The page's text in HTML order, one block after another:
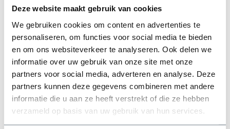
Deze website maakt gebruik van cookies
We gebruiken cookies om content en advertenties te
personaliseren, om functies voor social media te bieden
en om ons websiteverkeer te analyseren. Ook delen we
informatie over uw gebruik van onze site met onze
partners voor social media, adverteren en analyse. Deze
partners kunnen deze gegevens combineren met andere
informatie die u aan ze heeft verstrekt of die ze hebben
verzameld op basis van uw gebruik van hun services.
De Grigio Egg Pot 60 - Natural Concrete van Luca Lifestyle
brengt direct sfeer, volume en een verzorgde uitstraling in elke
ruimte. Dankzij de eivorm krijgt deze plantenbak een
als natuurlijke interieurs. De kleur natural concrete geeft het
ontwerp een rustige, stijlvolle basis en laat groen extra goed tot
zijn recht komen. Het buitenformaat is 60 x 60 x 54 cm,
elegante vorm te verliezen. Praktische kenmerken: plantgat
Ø53 en inhoud 175 liter. De afwerking in fiberglas zorgt voor
een luxe look en maakt deze plantenbak geschikt voor styling
meerdere maten of kleuren uit dezelfde serie voor een krachtig
en harmonieus geheel.